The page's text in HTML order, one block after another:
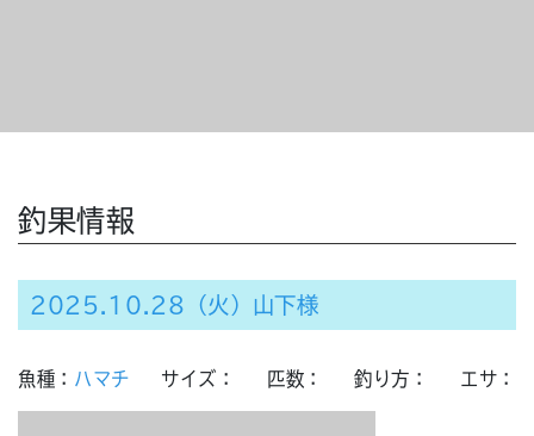
釣果情報
2025.10.28（火）山下様
魚種： ハマチ サイズ： 匹数： 釣り方： エサ：